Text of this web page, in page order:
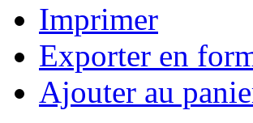
Imprimer
Exporter en
Ajouter au